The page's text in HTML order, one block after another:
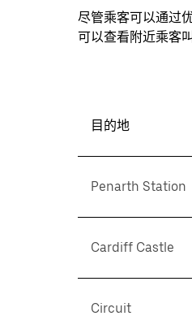
尽管乘客可以通过
可以查看附近乘客
目的地
Penarth Station
Cardiff Castle
Circuit